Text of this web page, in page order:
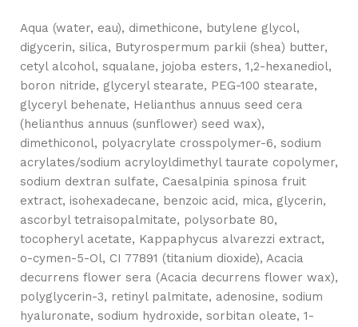
Aqua (water, eau), dimethicone, butylene glycol,
digycerin, silica, Butyrospermum parkii (shea) butter,
cetyl alcohol, squalane, jojoba esters, 1,2-hexanediol,
boron nitride, glyceryl stearate, PEG-100 stearate,
glyceryl behenate, Helianthus annuus seed cera
(helianthus annuus (sunflower) seed wax),
dimethiconol, polyacrylate crosspolymer-6, sodium
acrylates/sodium acryloyldimethyl taurate copolymer,
sodium dextran sulfate, Caesalpinia spinosa fruit
extract, isohexadecane, benzoic acid, mica, glycerin,
ascorbyl tetraisopalmitate, polysorbate 80,
tocopheryl acetate, Kappaphycus alvarezzi extract,
o-cymen-5-Ol, CI 77891 (titanium dioxide), Acacia
decurrens flower sera (Acacia decurrens flower wax),
polyglycerin-3, retinyl palmitate, adenosine, sodium
hyaluronate, sodium hydroxide, sorbitan oleate, 1-